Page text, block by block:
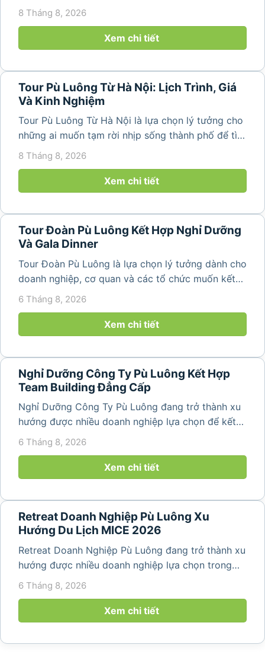
trong lành, ruộng bậc thang xanh mướt và những
bản làng bình yên ngay trong một hành trình ngắn
ngày. Không cần di chuyển...
8 Tháng 8, 2026
Xem chi tiết
Tour Pù Luông Từ Hà Nội: Lịch Trình, Giá
Và Kinh Nghiệm
Tour Pù Luông Từ Hà Nội là lựa chọn lý tưởng cho
những ai muốn tạm rời nhịp sống thành phố để tìm
về không gian núi rừng xanh mát, những bản làng
8 Tháng 8, 2026
Xem chi tiết
Tour Đoàn Pù Luông Kết Hợp Nghỉ Dưỡng
Và Gala Dinner
Tour Đoàn Pù Luông là lựa chọn lý tưởng dành cho
doanh nghiệp, cơ quan và các tổ chức muốn kết
hợp nghỉ dưỡng, tham quan và tổ chức các hoạt
động gắn kết tập thể. Với cảnh quan thiên nhiên
nguyên sơ, không khí...
6 Tháng 8, 2026
Xem chi tiết
Nghỉ Dưỡng Công Ty Pù Luông Kết Hợp
Team Building Đẳng Cấp
Nghỉ Dưỡng Công Ty Pù Luông đang trở thành xu
hướng được nhiều doanh nghiệp lựa chọn để kết
hợp giữa nghỉ ngơi, tái tạo năng lượng và xây
lịch đơn thuần, nhiều công ty...
6 Tháng 8, 2026
Xem chi tiết
Retreat Doanh Nghiệp Pù Luông Xu
Hướng Du Lịch MICE 2026
Retreat Doanh Nghiệp Pù Luông đang trở thành xu
hướng được nhiều doanh nghiệp lựa chọn trong
năm 2026 khi nhu cầu kết hợp nghỉ dưỡng, hội
họp và gắn kết đội ngũ ngày càng tăng. Không chỉ
mang đến khoảng thời gian thư giãn...
6 Tháng 8, 2026
Xem chi tiết